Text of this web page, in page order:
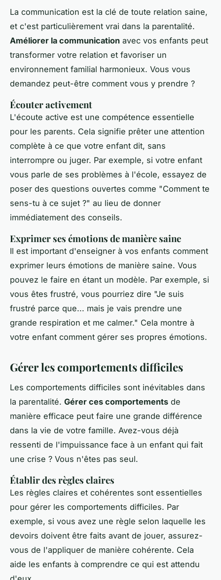
La communication est la clé de toute relation saine,
et c'est particulièrement vrai dans la parentalité.
Améliorer la communication avec vos enfants peut
transformer votre relation et favoriser un
environnement familial harmonieux. Vous vous
demandez peut-être comment vous y prendre ?
Écouter activement
L'écoute active est une compétence essentielle
pour les parents. Cela signifie prêter une attention
complète à ce que votre enfant dit, sans
interrompre ou juger. Par exemple, si votre enfant
vous parle de ses problèmes à l'école, essayez de
poser des questions ouvertes comme "Comment te
sens-tu à ce sujet ?" au lieu de donner
immédiatement des conseils.
Exprimer ses émotions de manière saine
Il est important d'enseigner à vos enfants comment
exprimer leurs émotions de manière saine. Vous
pouvez le faire en étant un modèle. Par exemple, si
vous êtes frustré, vous pourriez dire "Je suis
frustré parce que... mais je vais prendre une
grande respiration et me calmer." Cela montre à
votre enfant comment gérer ses propres émotions.
Gérer les comportements difficiles
Les comportements difficiles sont inévitables dans
la parentalité. Gérer ces comportements de
manière efficace peut faire une grande différence
dans la vie de votre famille. Avez-vous déjà
ressenti de l'impuissance face à un enfant qui fait
une crise ? Vous n'êtes pas seul.
Établir des règles claires
Les règles claires et cohérentes sont essentielles
pour gérer les comportements difficiles. Par
exemple, si vous avez une règle selon laquelle les
devoirs doivent être faits avant de jouer, assurez-
vous de l'appliquer de manière cohérente. Cela
aide les enfants à comprendre ce qui est attendu